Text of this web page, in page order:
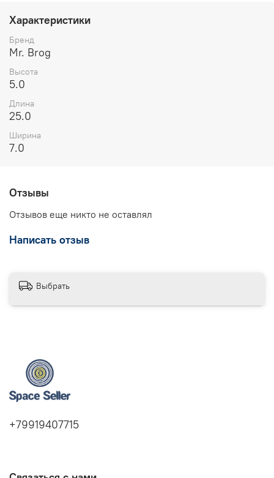
Характеристики
Бренд
Mr. Brog
Высота
5.0
Длина
25.0
Ширина
7.0
Отзывы
Отзывов еще никто не оставлял
Написать отзыв
Выбрать
+79919407715